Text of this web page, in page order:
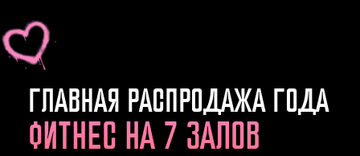
ФИТНЕС НА 7 ЗАЛОВ
ГЛАВНАЯ РАСПРОДАЖА ГОДА
ВСЕГО ЗА 8 333 ТГ/МЕС,